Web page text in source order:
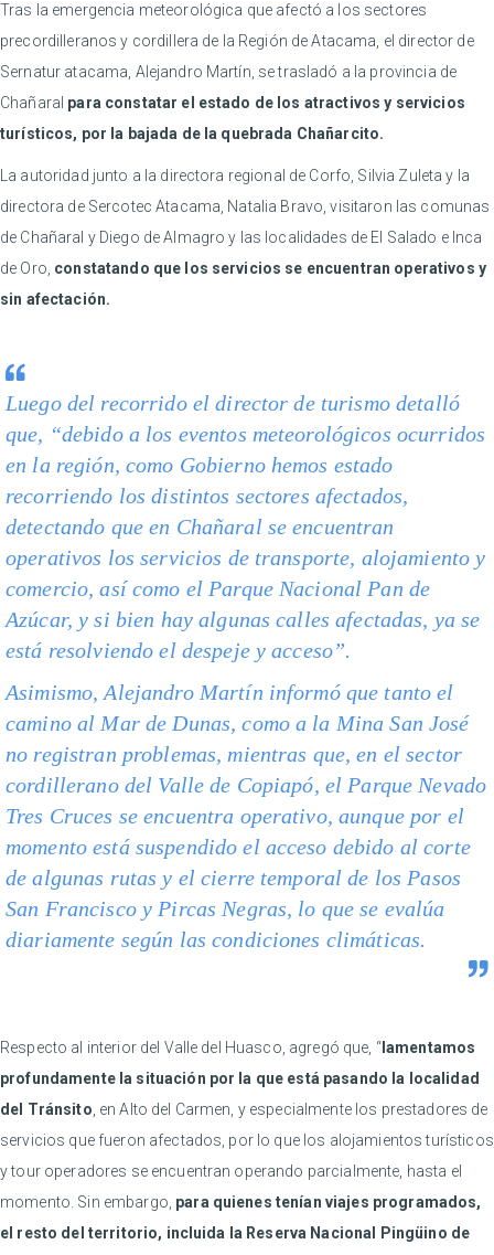
Tras la emergencia meteorológica que afectó a los sectores
precordilleranos y cordillera de la Región de Atacama, el director de
Sernatur atacama, Alejandro Martín, se trasladó a la provincia de
Chañaral para constatar el estado de los atractivos y servicios
turísticos, por la bajada de la quebrada Chañarcito.
La autoridad junto a la directora regional de Corfo, Silvia Zuleta y la
directora de Sercotec Atacama, Natalia Bravo, visitaron las comunas
de Chañaral y Diego de Almagro y las localidades de El Salado e Inca
de Oro, constatando que los servicios se encuentran operativos y
sin afectación.
Luego del recorrido el director de turismo detalló
que, “debido a los eventos meteorológicos ocurridos
en la región, como Gobierno hemos estado
recorriendo los distintos sectores afectados,
detectando que en Chañaral se encuentran
operativos los servicios de transporte, alojamiento y
comercio, así como el Parque Nacional Pan de
Azúcar, y si bien hay algunas calles afectadas, ya se
está resolviendo el despeje y acceso”.
Asimismo, Alejandro Martín informó que tanto el
camino al Mar de Dunas, como a la Mina San José
no registran problemas, mientras que, en el sector
cordillerano del Valle de Copiapó, el Parque Nevado
Tres Cruces se encuentra operativo, aunque por el
momento está suspendido el acceso debido al corte
de algunas rutas y el cierre temporal de los Pasos
San Francisco y Pircas Negras, lo que se evalúa
diariamente según las condiciones climáticas.
Respecto al interior del Valle del Huasco, agregó que, “lamentamos
profundamente la situación por la que está pasando la localidad
del Tránsito , en Alto del Carmen, y especialmente los prestadores de
servicios que fueron afectados, por lo que los alojamientos turísticos
y tour operadores se encuentran operando parcialmente, hasta el
momento. Sin embargo, para quienes tenían viajes programados,
el resto del territorio, incluida la Reserva Nacional Pingüino de